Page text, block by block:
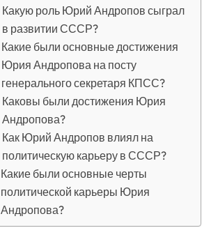
Какую роль Юрий Андропов сыграл
в развитии СССР?
Какие были основные достижения
Юрия Андропова на посту
генерального секретаря КПСС?
Каковы были достижения Юрия
Андропова?
Как Юрий Андропов влиял на
политическую карьеру в СССР?
Какие были основные черты
политической карьеры Юрия
Андропова?